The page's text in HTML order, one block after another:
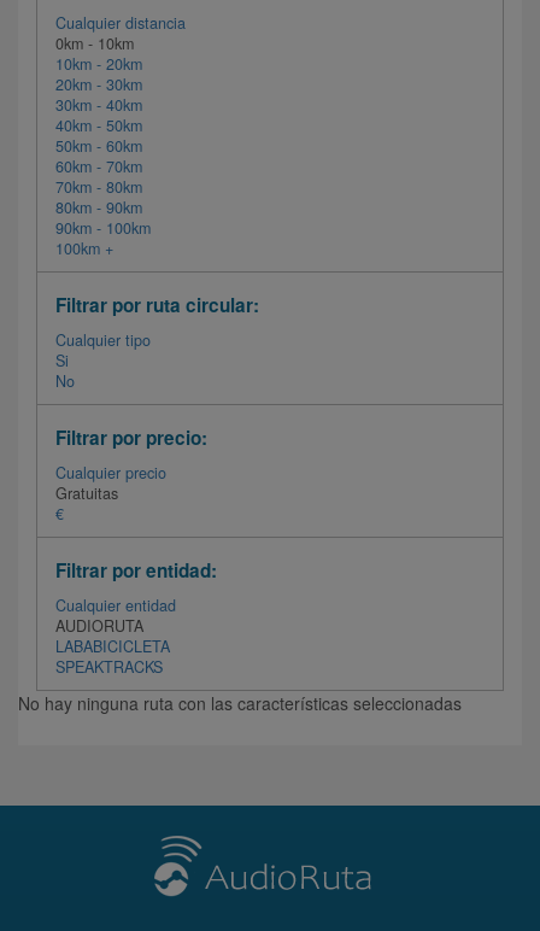
Cualquier distancia
0km - 10km
10km - 20km
20km - 30km
30km - 40km
40km - 50km
50km - 60km
60km - 70km
70km - 80km
80km - 90km
90km - 100km
100km +
Filtrar por ruta circular:
Cualquier tipo
Si
No
Filtrar por precio:
Cualquier precio
Gratuitas
€
Filtrar por entidad:
Cualquier entidad
AUDIORUTA
LABABICICLETA
SPEAKTRACKS
No hay ninguna ruta con las características seleccionadas